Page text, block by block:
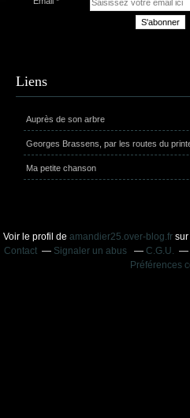
Liens
Auprès de son arbre
Georges Brassens, par les routes du
Ma petite chanson
Voir le profil deamandier25.over-blog.fr
Contact
Signaler un abus C.G.U.
Préférences